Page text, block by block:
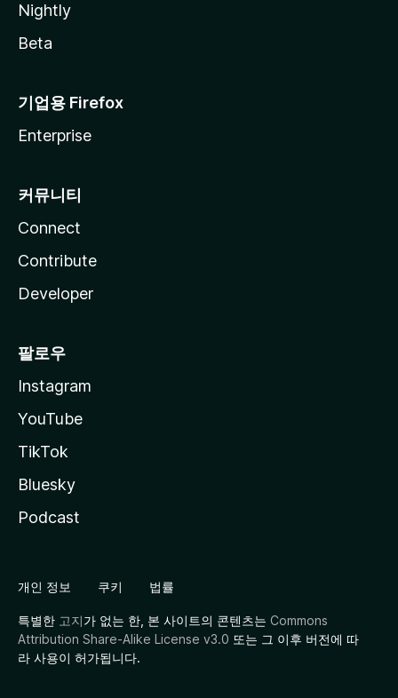
Nightly
Beta
기업용 Firefox
Enterprise
커뮤니티
Connect
Contribute
Developer
팔로우
Instagram
YouTube
TikTok
Bluesky
Podcast
개인 정보 쿠키 법률
특별한 고지가 없는 한, 본 사이트의 콘텐츠는 Commons
Attribution Share-Alike License v3.0 또는 그 이후 버전에 따
라 사용이 허가됩니다.